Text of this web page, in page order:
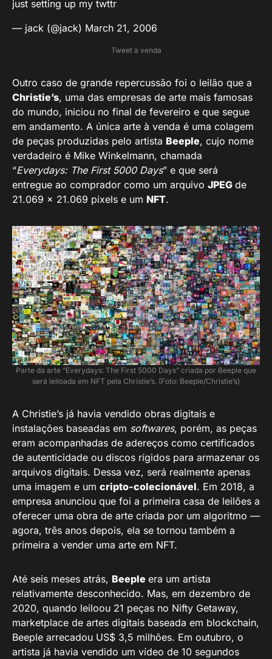
just setting up my twttr
— jack (@jack) March 21, 2006
Tweet à venda
Outro caso de grande repercussão foi o leilão que a
Christie’s, uma das empresas de arte mais famosas
do mundo, iniciou no final de fevereiro e que segue
em andamento. A única arte à venda é uma colagem
de peças produzidas pelo artista Beeple, cujo nome
verdadeiro é Mike Winkelmann, chamada
“Everydays: The First 5000 Days” e que será
entregue ao comprador como um arquivo JPEG de
21.069 × 21.069 pixels e um NFT.
Parte da arte “Everydays: The First 5000 Days” criada por Beeple que
será leiloada em NFT pela Christie’s. (Foto: Beeple/Christie’s)
A Christie’s já havia vendido obras digitais e
instalações baseadas em softwares, porém, as peças
eram acompanhadas de adereços como certificados
de autenticidade ou discos rígidos para armazenar os
arquivos digitais. Dessa vez, será realmente apenas
uma imagem e um cripto-colecionável. Em 2018, a
empresa anunciou que foi a primeira casa de leilões a
oferecer uma obra de arte criada por um algoritmo —
agora, três anos depois, ela se tornou também a
primeira a vender uma arte em NFT.
Até seis meses atrás, Beeple era um artista
relativamente desconhecido. Mas, em dezembro de
2020, quando leiloou 21 peças no Nifty Getaway,
marketplace de artes digitais baseada em blockchain,
Beeple arrecadou US$ 3,5 milhões. Em outubro, o
artista já havia vendido um vídeo de 10 segundos